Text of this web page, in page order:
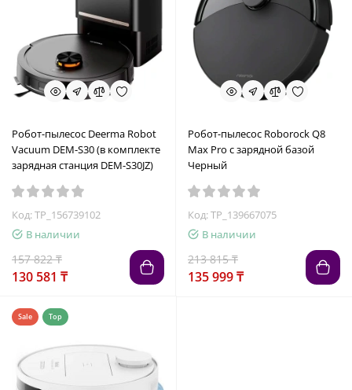
Робот-пылесос Deerma Robot
Vacuum DEM-S30 (в комплекте
зарядная станция DEM-S30JZ)
Код: TP_156739102
В наличии
157 822 ₸
130 581 ₸
Робот-пылесос Roborock Q8
Max Pro с зарядной базой
Черный
Код: TP_139667075
В наличии
213 815 ₸
135 999 ₸
Sale Top